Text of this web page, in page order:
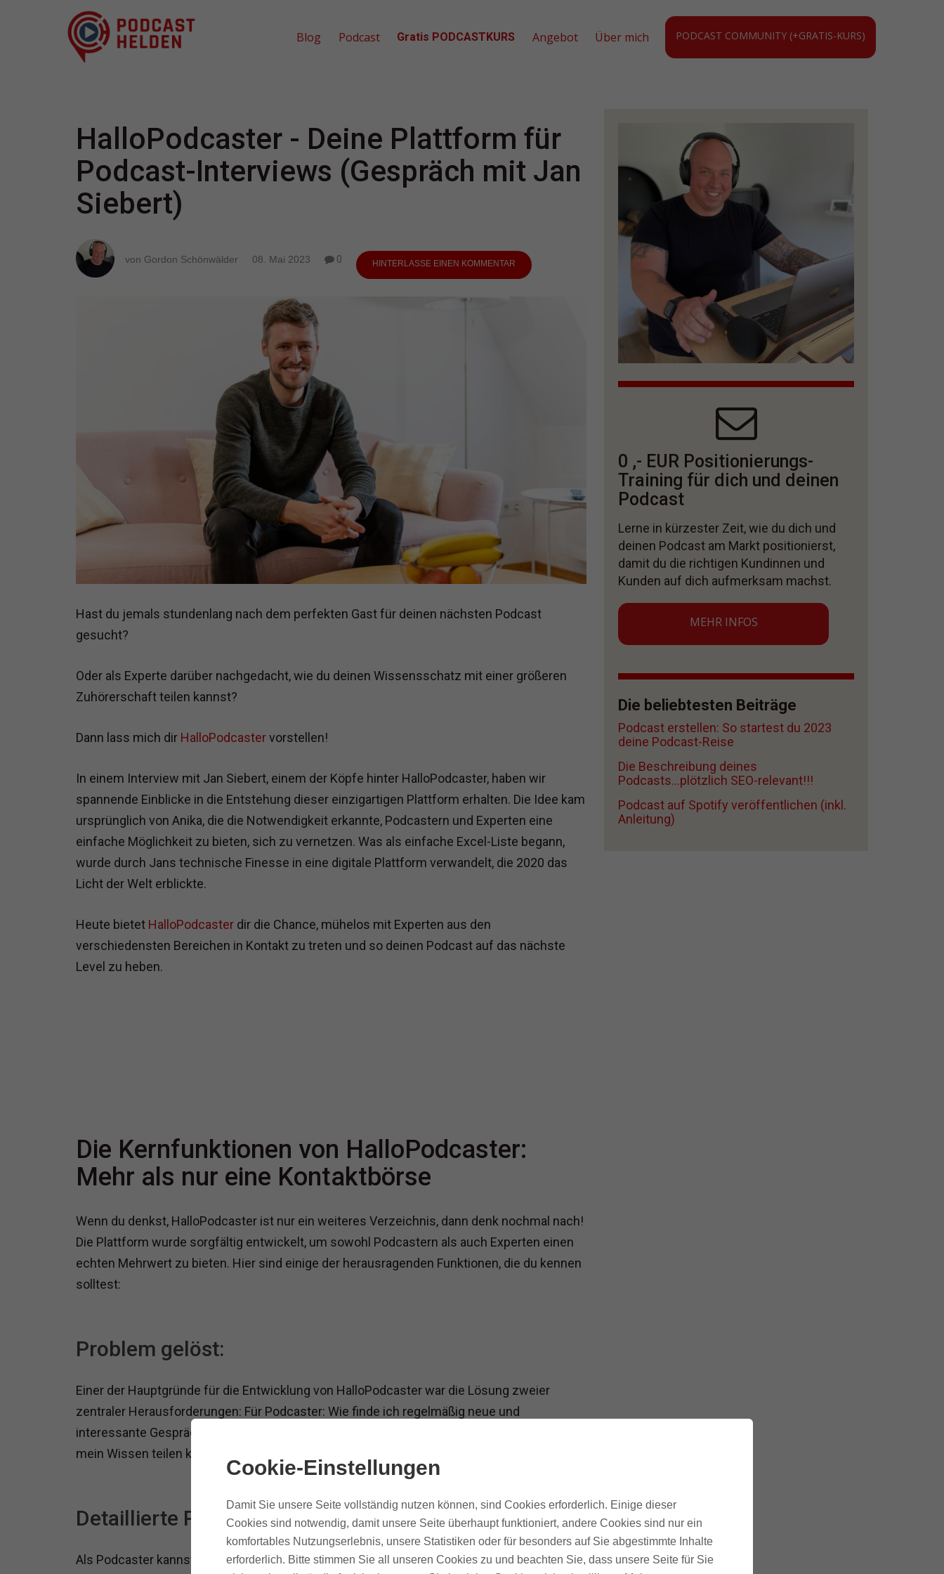
Blog Podcast Gratis PODCASTKURS Angebot Über mich PODCAST COMMUNITY (+GRATIS-KURS)
HalloPodcaster - Deine Plattform für
Podcast-Interviews (Gespräch mit Jan
Siebert)
von Gordon Schönwälder 08. Mai 2023 0 HINTERLASSE EINEN KOMMENTAR
Hast du jemals stundenlang nach dem perfekten Gast für deinen nächsten Podcast
gesucht?
Oder als Experte darüber nachgedacht, wie du deinen Wissensschatz mit einer größeren
Zuhörerschaft teilen kannst?
Dann lass mich dirHalloPodcastervorstellen!
In einem Interview mit Jan Siebert, einem der Köpfe hinter HalloPodcaster, haben wir
spannende Einblicke in die Entstehung dieser einzigartigen Plattform erhalten. Die Idee kam
ursprünglich von Anika, die die Notwendigkeit erkannte, Podcastern und Experten eine
einfache Möglichkeit zu bieten, sich zu vernetzen. Was als einfache Excel-Liste begann,
wurde durch Jans technische Finesse in eine digitale Plattform verwandelt, die 2020 das
Licht der Welt erblickte.
Heute bietet HalloPodcasterdir die Chance, mühelos mit Experten aus den
verschiedensten Bereichen in Kontakt zu treten und so deinen Podcast auf das nächste
Level zu heben.
Die Kernfunktionen von HalloPodcaster:
Mehr als nur eine Kontaktbörse
Wenn du denkst, HalloPodcaster ist nur ein weiteres Verzeichnis, dann denk nochmal nach!
Die Plattform wurde sorgfältig entwickelt, um sowohl Podcastern als auch Experten einen
echten Mehrwert zu bieten. Hier sind einige der herausragenden Funktionen, die du kennen
solltest:
Problem gelöst:
Einer der Hauptgründe für die Entwicklung von HalloPodcaster war die Lösung zweier
zentraler Herausforderungen: Für Podcaster: Wie finde ich regelmäßig neue und
interessante Gesprächspartner Für Experten: Wo kann ich Podcasts finden, in denen ich
mein Wissen teilen kann?
Detaillierte Profile:
Als Podcaster kannst du ein umfassendes Profil erstellen, um deinen Podcast und dich
0 ,- EUR Positionierungs-
Training für dich und deinen
Podcast
Lerne in kürzester Zeit, wie du dich und
deinen Podcast am Markt positionierst,
damit du die richtigen Kundinnen und
Kunden auf dich aufmerksam machst.
MEHR INFOS
Die beliebtesten Beiträge
Podcast erstellen: So startest du 2023
deine Podcast-Reise
Die Beschreibung deines
Podcasts...plötzlich SEO-relevant!!!
Podcast auf Spotify veröffentlichen (inkl.
Anleitung)
Cookie-Einstellungen
Damit Sie unsere Seite vollständig nutzen können, sind Cookies erforderlich. Einige dieser
Cookies sind notwendig, damit unsere Seite überhaupt funktioniert, andere Cookies sind nur ein
komfortables Nutzungserlebnis, unsere Statistiken oder für besonders auf Sie abgestimmte Inhalte
erforderlich. Bitte stimmen Sie all unseren Cookies zu und beachten Sie, dass unsere Seite für Sie